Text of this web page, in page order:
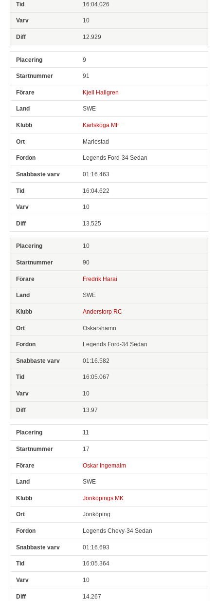
16:04.026
10
12.929
9
91
Kjell Hallgren
SWE
Karlskoga MF
Mariestad
Legends Ford-34 Sedan
01:16.463
16:04.622
10
13.525
10
90
Fredrik Harai
SWE
Anderstorp RC
Oskarshamn
Legends Ford-34 Sedan
01:16.582
16:05.067
10
13.97
11
17
Oskar Ingemalm
SWE
Jönköpings MK
Jönköping
Legends Chevy-34 Sedan
01:16.693
16:05.364
10
14.267